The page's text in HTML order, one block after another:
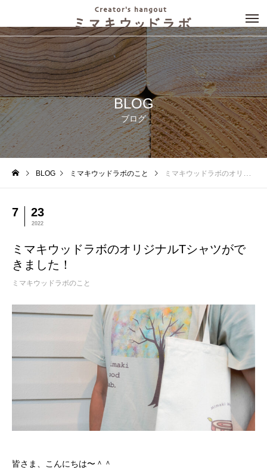
BLOG
ブログ
BLOG ミマキウッドラボのこと ミマキウッドラボのオリジナルTシャツができました！
7 23
2022
ミマキウッドラボのオリジナルTシャツがで
きました！
ミマキウッドラボのこと
皆さま、こんにちは〜＾＾